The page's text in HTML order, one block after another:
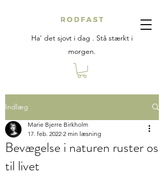
Ha' det sjovt i dag . Stå stærkt i
morgen.
Indlæg
Bevægelse i naturen ruster os
til livet
Marie Bjerre Birkholm
17. feb. 2022 2 min læsning